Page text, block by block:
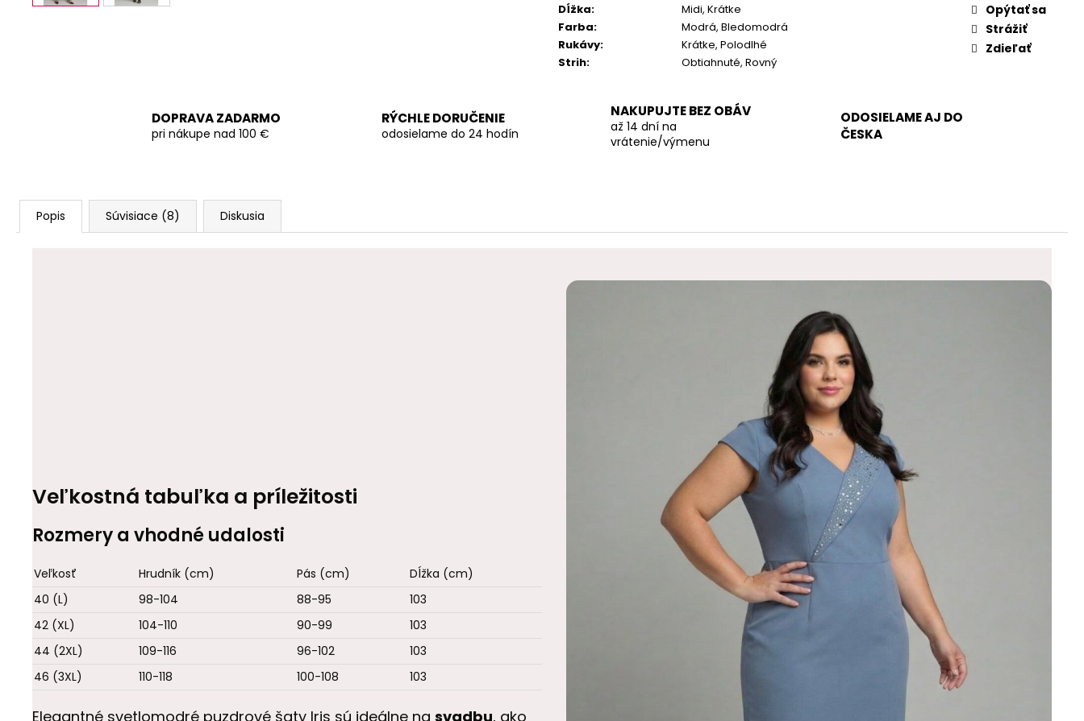
Dĺžka:
Midi, Krátke
Farba:
Modrá, Bledomodrá
Rukávy:
Krátke, Polodlhé
Strih: Obtiahnuté, Rovný
Opýtať sa
Strážiť
Zdieľať
DOPRAVA ZADARMO
pri nákupe nad 100 €
RÝCHLE DORUČENIE
odosielame do 24 hodín
NAKUPUJTE BEZ OBÁV
až 14 dní na
vrátenie/výmenu
ODOSIELAME AJ DO
ČESKA
Popis Súvisiace (8) Diskusia
Veľkostná tabuľka a príležitosti
Rozmery a vhodné udalosti
Veľkosť Hrudník (cm) Pás (cm)
Dĺžka (cm)
40 (L)
98-104 88-95
103
42 (XL)
104-110 90-99
103
44 (2XL)
109-116 96-102
103
46 (3XL)
110-118 100-108 103
Elegantné svetlomodré puzdrové šaty Iris sú ideálne na svadbu, ako